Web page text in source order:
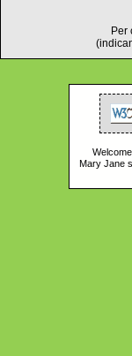
Per
Mary Jane